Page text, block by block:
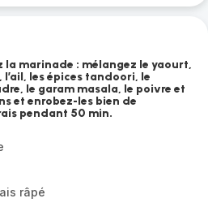
la marinade : mélangez le yaourt,
les épices tandoori, le
le garam masala, le poivre et
et enrobez-les bien de
pendant 50 min.
râpé